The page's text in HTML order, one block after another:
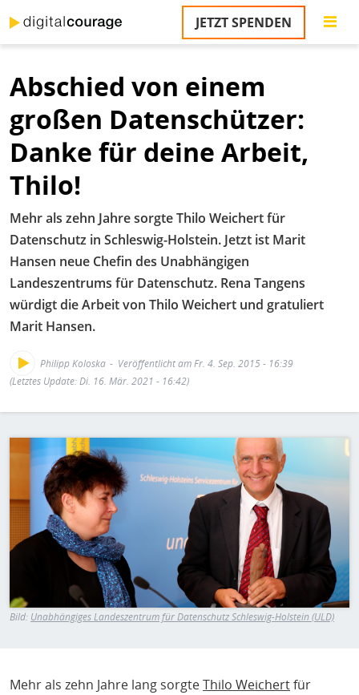
zum
Inhalt
JETZT SPENDEN
Abschied von einem
großen Datenschützer:
Danke für deine Arbeit,
Thilo!
Mehr als zehn Jahre sorgte Thilo Weichert für
Datenschutz in Schleswig-Holstein. Jetzt ist Marit
Hansen neue Chefin des Unabhängigen
Landeszentrums für Datenschutz. Rena Tangens
würdigt die Arbeit von Thilo Weichert und gratuliert
Marit Hansen.
Philipp Koloska
Veröffentlicht am Fr. 4. Sep. 2015 - 16:39
(Letztes Update: Di. 16. Mär. 2021 - 16:42)
Bild
Bild: Unabhängiges Landeszentrum für Datenschutz Schleswig-Holstein (ULD)
Mehr als zehn Jahre lang sorgteThilo Weichertfür